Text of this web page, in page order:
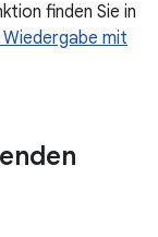
finden Sie in
mit